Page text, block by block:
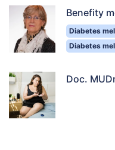
Benefity
Diabetes
Diabetes
Doc.